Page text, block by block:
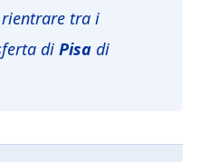
rientrare tra i
di Pisa di